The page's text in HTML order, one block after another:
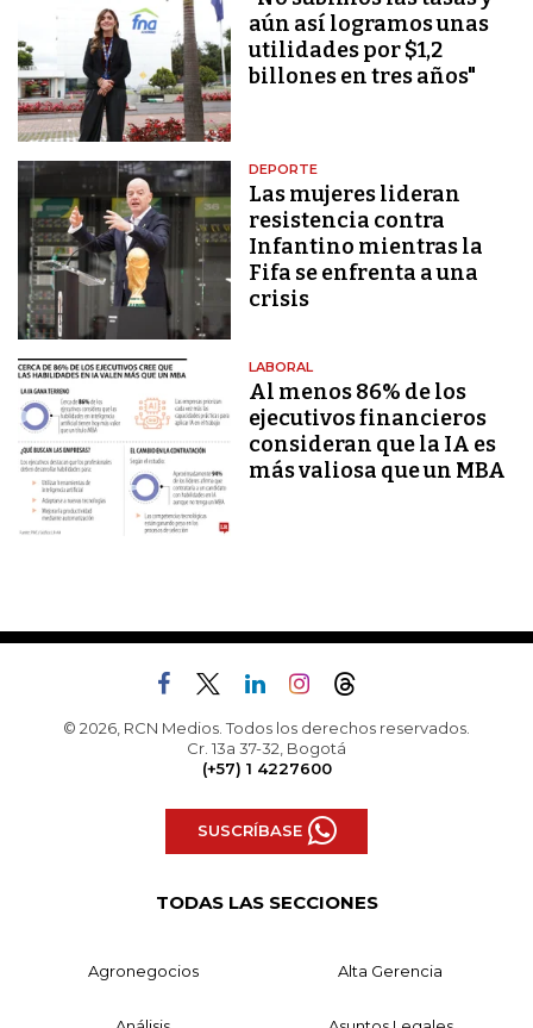
aún así logramos unas
utilidades por $1,2
billones en tres años"
DEPORTE
Las mujeres lideran
resistencia contra
Infantino mientras la
Fifa se enfrenta a una
crisis
LABORAL
Al menos 86% de los
ejecutivos financieros
consideran que la IA es
más valiosa que un MBA
© 2026, RCN Medios. Todos los derechos reservados.
Cr. 13a 37-32, Bogotá
(+57) 1 4227600
SUSCRÍBASE
TODAS LAS SECCIONES
Agronegocios Alta Gerencia